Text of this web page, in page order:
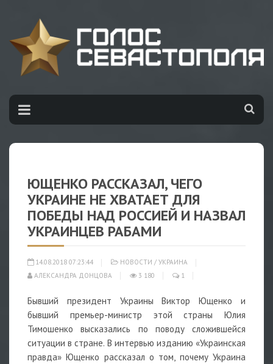
ЮЩЕНКО РАССКАЗАЛ, ЧЕГО
УКРАИНЕ НЕ ХВАТАЕТ ДЛЯ
ПОБЕДЫ НАД РОССИЕЙ И НАЗВАЛ
УКРАИНЦЕВ РАБАМИ
14.08.2018 07:23:44 НОВОСТИ / УКРАИНА
АЛЕКСАНДРА ДОНЦОВА
3 180 1
Бывший президент Украины Виктор Ющенко и
бывший премьер-министр этой страны Юлия
Тимошенко высказались по поводу сложившейся
ситуации в стране. В интервью изданию «Украинская
правда» Ющенко рассказал о том, почему Украина